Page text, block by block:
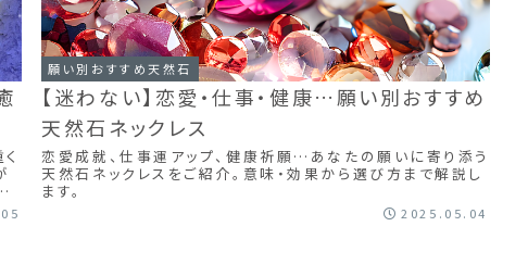
願い別おすすめ天然石
【迷わない】恋愛・仕事・健康…願い別おすすめ
天然石ネックレス
恋愛成就、仕事運アップ、健康祈願…あなたの願いに寄り添う
天然石ネックレスをご紹介。意味・効果から選び方まで解説し
ます。
2025.05.04